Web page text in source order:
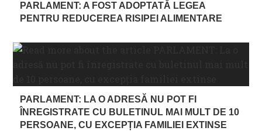
PARLAMENT: A FOST ADOPTATĂ LEGEA
PENTRU REDUCEREA RISIPEI ALIMENTARE
PARLAMENT: LA O ADRESĂ NU POT FI
ÎNREGISTRATE CU BULETINUL MAI MULT DE 10
PERSOANE, CU EXCEPȚIA FAMILIEI EXTINSE